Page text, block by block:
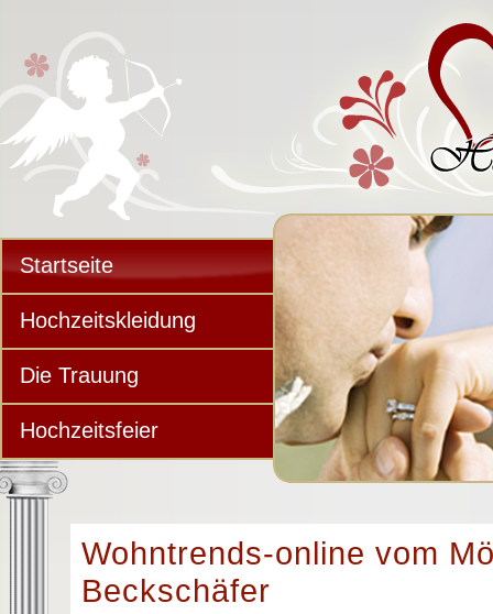
Startseite
Hochzeitskleidung
Die Trauung
Hochzeitsfeier
Wohntrends-online vom
Beckschäfer